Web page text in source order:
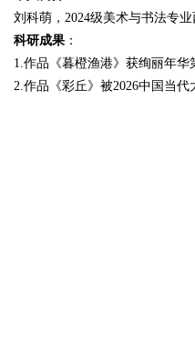
刘科萌，2024级美术与书法专
科研成果 ：
1.作品《暮橙渔港》获绚丽年
2.作品《彩丘》被2026中国当